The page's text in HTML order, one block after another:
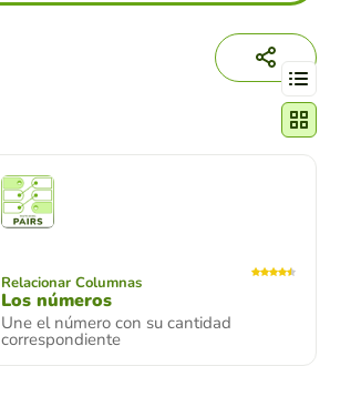
Cambiar
Relacionar Columnas
Los números
Une el número con su cantidad
correspondiente